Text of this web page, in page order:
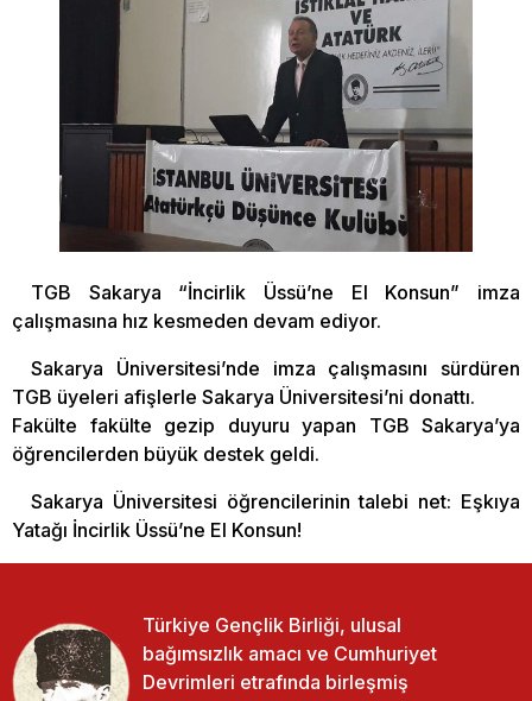
TGB Sakarya “İncirlik Üssü’ne El Konsun” imza
çalışmasına hız kesmeden devam ediyor.
Sakarya Üniversitesi’nde imza çalışmasını sürdüren
TGB üyeleri afişlerle Sakarya Üniversitesi’ni donattı.
Fakülte fakülte gezip duyuru yapan TGB Sakarya’ya
öğrencilerden büyük destek geldi.
Sakarya Üniversitesi öğrencilerinin talebi net: Eşkıya
Yatağı İncirlik Üssü’ne El Konsun!
Türkiye Gençlik Birliği, ulusal
bağımsızlık amacı ve Cumhuriyet
Devrimleri etrafında birleşmiş